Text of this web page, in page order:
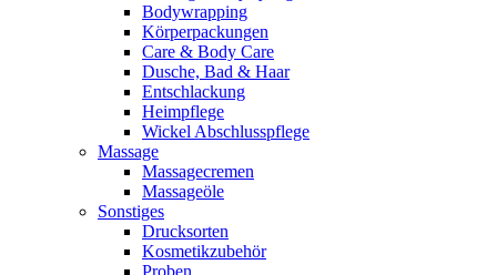
Bodywrapping
Körperpackungen
Care & Body Care
Dusche, Bad & Haar
Entschlackung
Heimpflege
Wickel Abschlusspflege
Massage
Massagecremen
Massageöle
Sonstiges
Drucksorten
Kosmetikzubehör
Proben